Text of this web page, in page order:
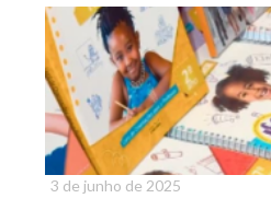
3 de junho de 2025